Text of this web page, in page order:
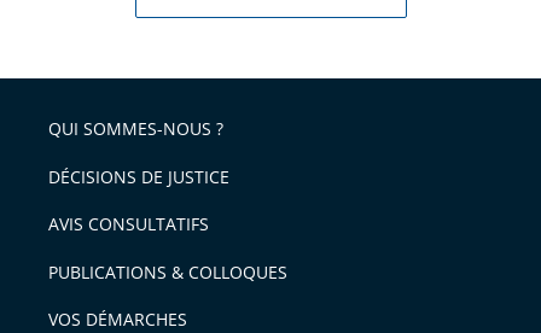
QUI SOMMES-NOUS ?
DÉCISIONS DE JUSTICE
AVIS CONSULTATIFS
PUBLICATIONS & COLLOQUES
VOS DÉMARCHES